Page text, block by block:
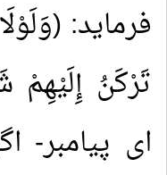
فرماید:
تَرْكَنُ إِلَيْهِمْ
ای پیامبر-